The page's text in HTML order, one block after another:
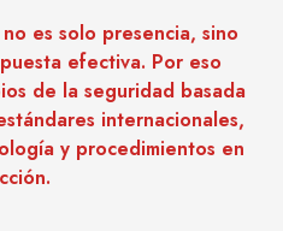
es solo presencia, sino
efectiva. Por eso
de la seguridad basada
internacionales,
y procedimientos en